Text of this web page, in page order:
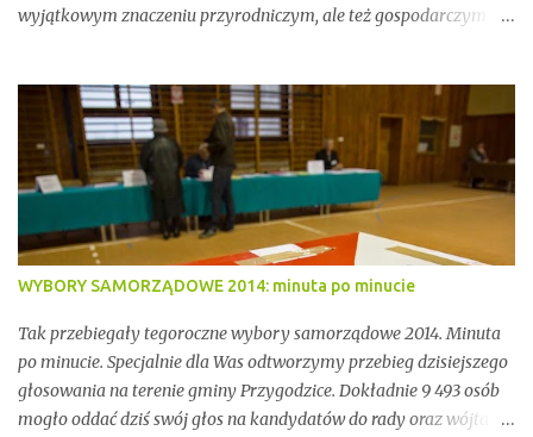
wyjątkowym znaczeniu przyrodniczym, ale też gospodarczym i
elementem ekosystemu Doliny Baryczy. W ostatnich latach stały
się jednak również przedmiotem konfliktów, napięć i realnych
zagrożeń związanych z brakiem ciągłości dzierżawy oraz
niewystarczającym wsparciem instytucjonalnym.
WYBORY SAMORZĄDOWE 2014: minuta po minucie
Tak przebiegały tegoroczne wybory samorządowe 2014. Minuta
po minucie. Specjalnie dla Was odtworzymy przebieg dzisiejszego
głosowania na terenie gminy Przygodzice. Dokładnie 9 493 osób
mogło oddać dziś swój głos na kandydatów do rady oraz wójta.